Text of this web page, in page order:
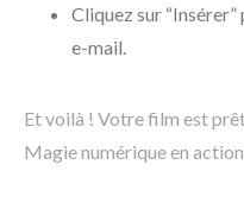
Cliquez sur
e-mail.
Et voilà ! Votre film est
Magie numérique en